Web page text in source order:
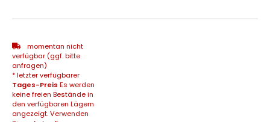
momentan nicht
verfügbar (ggf. bitte
anfragen)
* letzter verfügbarer
Tages-Preis Es werden
keine freien Bestände in
den verfügbaren Lägern
angezeigt. Verwenden